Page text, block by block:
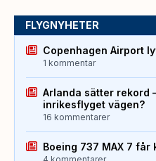
FLYGNYHETER
Copenhagen Airport
1 kommentar
Arlanda sätter rekord
inrikesflyget vägen?
16 kommentarer
Boeing 737 MAX 7 får